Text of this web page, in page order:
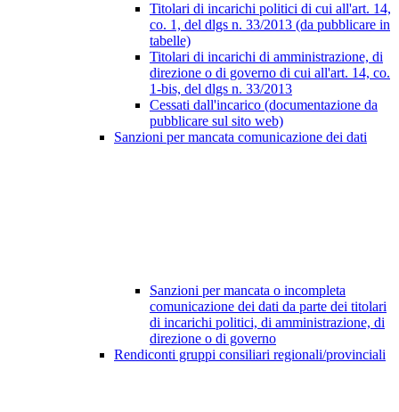
Titolari di incarichi politici di cui all'art. 14,
co. 1, del dlgs n. 33/2013 (da pubblicare in
tabelle)
Titolari di incarichi di amministrazione, di
direzione o di governo di cui all'art. 14, co.
1-bis, del dlgs n. 33/2013
Cessati dall'incarico (documentazione da
pubblicare sul sito web)
Sanzioni per mancata comunicazione dei dati
Sanzioni per mancata o incompleta
comunicazione dei dati da parte dei titolari
di incarichi politici, di amministrazione, di
direzione o di governo
Rendiconti gruppi consiliari regionali/provinciali